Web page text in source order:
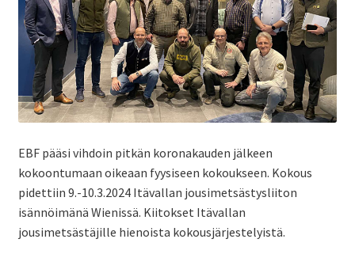
EBF pääsi vihdoin pitkän koronakauden jälkeen
kokoontumaan oikeaan fyysiseen kokoukseen. Kokous
pidettiin 9.-10.3.2024 Itävallan jousimetsästysliiton
isännöimänä Wienissä. Kiitokset Itävallan
jousimetsästäjille hienoista kokousjärjestelyistä.